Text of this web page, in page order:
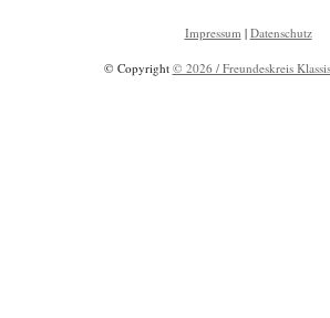
Impressum | Datenschutz
© Copyright © 2026 / Freundeskreis